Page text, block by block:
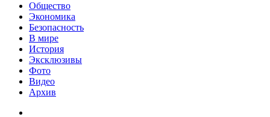
Общество
Экономика
Безопасность
В мире
История
Эксклюзивы
Фото
Видео
Архив